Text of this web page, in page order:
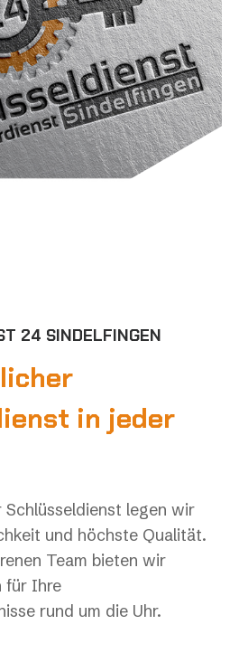
24 SINDELFINGEN
in jeder
Schlüsseldienst legen wir
und höchste Qualität.
Team bieten wir
für Ihre
rund um die Uhr.